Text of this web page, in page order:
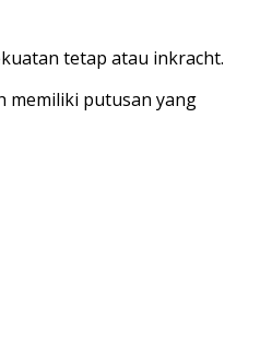
tetap atau inkracht.
memiliki putusan yang